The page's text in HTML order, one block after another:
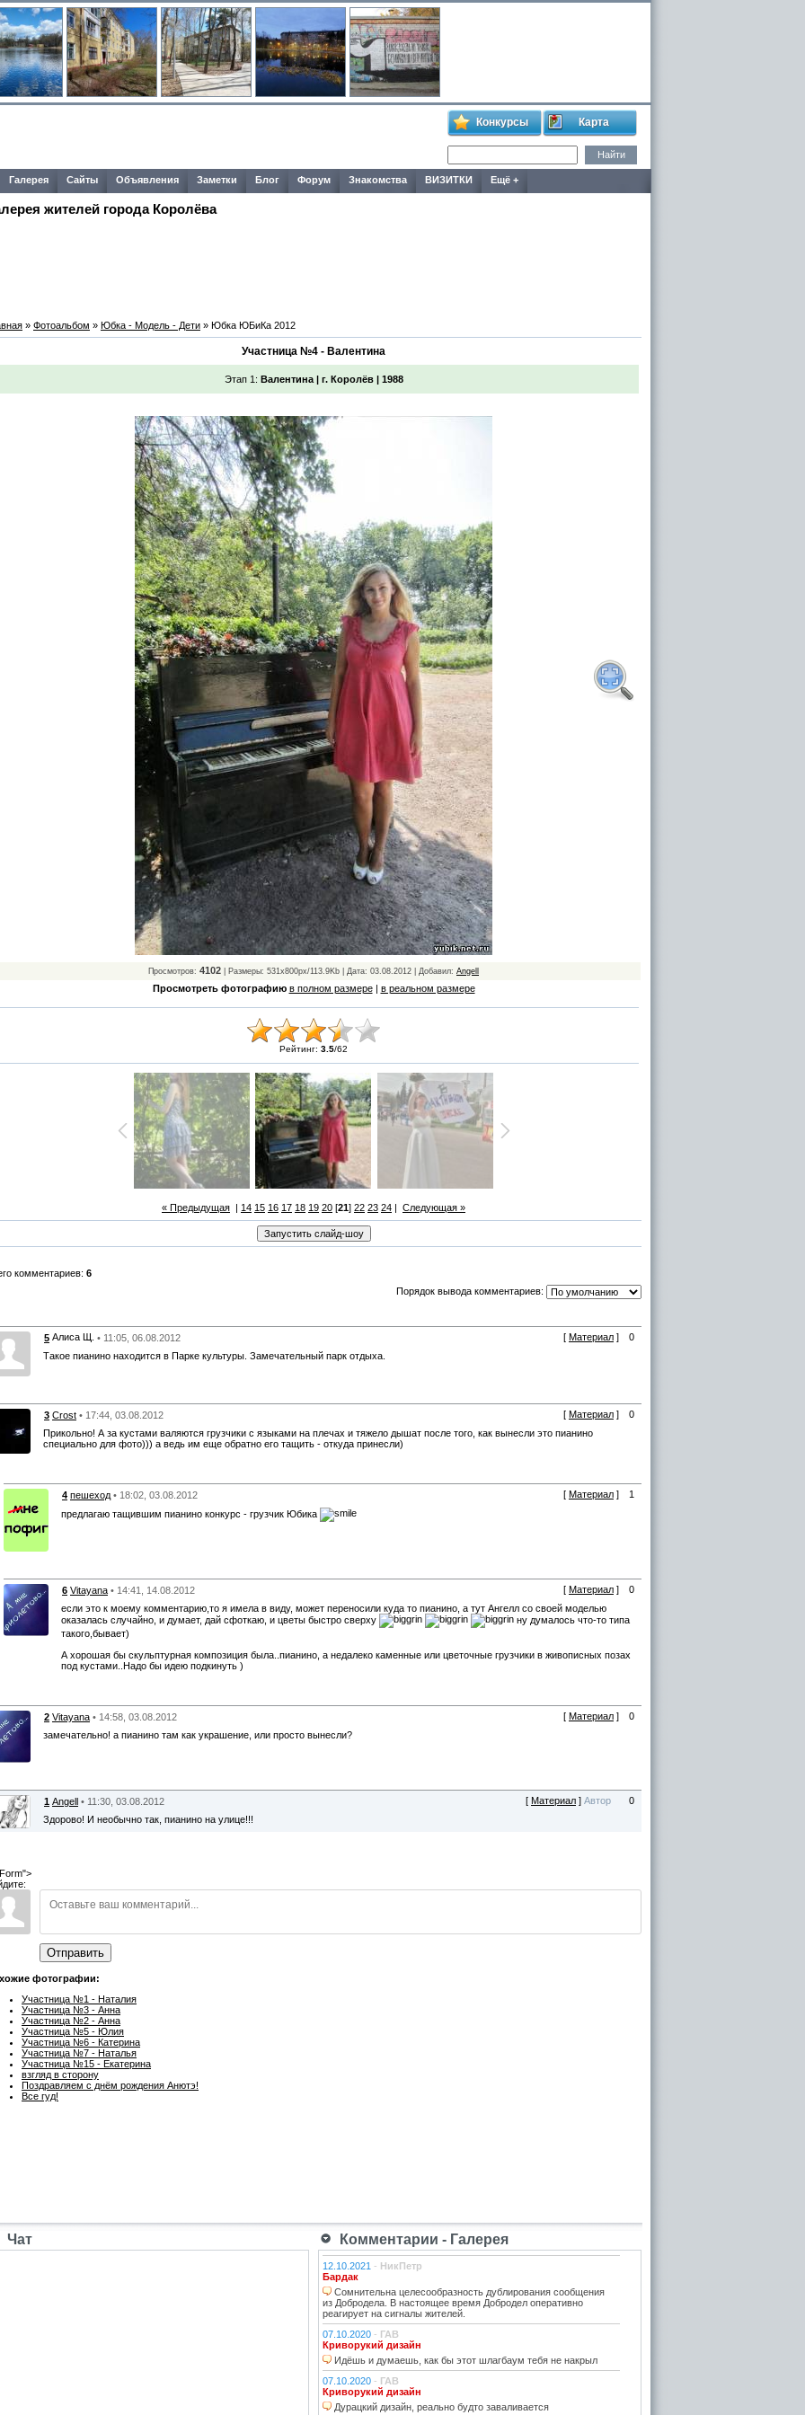
Конкурсы Карта
Галерея Сайты Объявления Заметки Блог Форум Знакомства ВИЗИТКИ Ещё +
жителей города Королёва
» Фотоальбом » Юбка - Модель - Дети » Юбка ЮБиКа 2012
Участница №4 - Валентина
Этап 1: Валентина | г. Королёв | 1988
Просмотров: 4102 | Размеры: 531x800px/113.9Kb | Дата: 03.08.2012 | Добавил: Angell
Просмотреть фотографию в полном размере| в реальном размере
Рейтинг: 3.5/62
« Предыдущая | 14 15 16 17 18 19 20 [21] 22 23 24 | Следующая »
комментариев: 6
Порядок вывода комментариев:
[ Материал ] 0
5 Алиса Щ. • 11:05, 06.08.2012
Такое пианино находится в Парке культуры. Замечательный парк отдыха.
[ Материал ] 0
3 Crost • 17:44, 03.08.2012
Прикольно! А за кустами валяются грузчики с языками на плечах и тяжело дышат после того, как вынесли это пианино
специально для фото))) а ведь им еще обратно его тащить - откуда принесли)
[ Материал ] 1
4 пешеход • 18:02, 03.08.2012
предлагаю тащившим пианино конкурс - грузчик Юбика
[ Материал ] 0
6 Vitayana • 14:41, 14.08.2012
если это к моему комментарию,то я имела в виду, может переносили куда то пианино, а тут Ангелл со своей моделью
оказалась случайно, и думает, дай сфоткаю, и цветы быстро сверху
ну думалось что-то типа
такого,бывает)
А хорошая бы скульптурная композиция была..пианино, а недалеко каменные или цветочные грузчики в живописных позах
под кустами..Надо бы идею подкинуть )
[ Материал ] 0
2 Vitayana • 14:58, 03.08.2012
замечательно! а пианино там как украшение, или просто вынесли?
[ Материал ] Автор 0
1 Angell • 11:30, 03.08.2012
Здорово! И необычно так, пианино на улице!!!
Отправить
фотографии:
Участница №1 - Наталия
Участница №3 - Анна
Участница №2 - Анна
Участница №5 - Юлия
Участница №6 - Катерина
Участница №7 - Наталья
Участница №15 - Екатерина
взгляд в сторону
Поздравляем с днём рождения Анютэ!
Все гуд!
Чат Комментарии - Галерея
12.10.2021 - НикПетр
Бардак
Сомнительна целесообразность дублирования сообщения
из Добродела. В настоящее время Добродел оперативно
реагирует на сигналы жителей.
07.10.2020 - ГАВ
Криворукий дизайн
Идёшь и думаешь, как бы этот шлагбаум тебя не накрыл
07.10.2020 - ГАВ
Криворукий дизайн
Дурацкий дизайн, реально будто заваливается